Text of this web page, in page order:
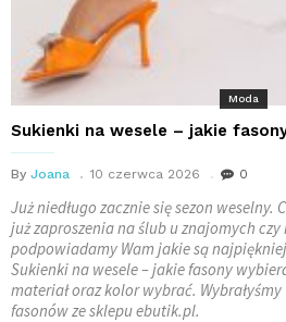
Moda
Sukienki na wesele – jakie
By Joana 10 czerwca 2026 0
Już niedługo zacznie się sezon weselny.
już zaproszenia na ślub u znajomych
podpowiadamy Wam jakie są
Sukienki na wesele – jakie fasony
materiał oraz kolor wybrać.
fasonów ze sklepu ebutik.pl.